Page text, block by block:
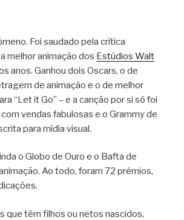
of 5.0 stars
Foi saudado pela crítica
melhor animação dos Estúdios Walt
anos. Ganhou dois Oscars, o de
de animação e o de melhor
“Let it Go” – e a canção por si só foi
vendas fabulosas e o Grammy de
para mídia visual.
o Globo de Ouro e o Bafta de
Ao todo, foram 72 prêmios,
que têm filhos ou netos nascidos,